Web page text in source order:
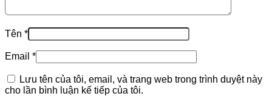
Tên *
Email *
Lưu tên của tôi, email, và trang web trong trình duyệt này
cho lần bình luận kế tiếp của tôi.